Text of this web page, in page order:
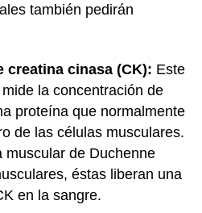
también pedirán
creatina cinasa (CK): Este
la concentración de
proteína que normalmente
de las células musculares.
muscular de Duchenne
éstas liberan una
en la sangre.